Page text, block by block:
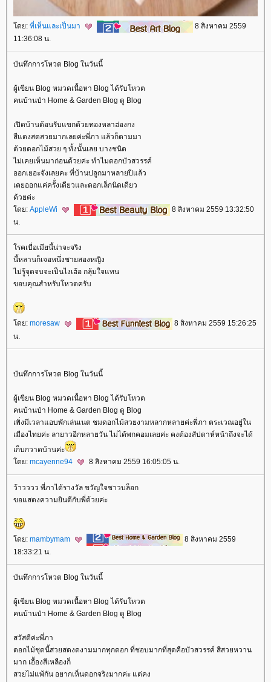
ดย: ที่เห็นและเป็นมา
8 สิงหาคม 2559
11:36:08 น.
บันทึกการโหวต Blog ในวันนี้
ผู้เขียน Blog หมวดเนื้อหา Blog ได้รับโหวต
คนบ้านป่า Home & Garden Blog ดู Blog
เปิดบ้านต้อนรับแขกด้วยทองหลาฮ่องกง
สีแดงสดสวยมากเลยค่ะพี่ภา แล้วก็ตามมา
ด้วยดอกไม้สวย ๆ ทั้งนั้นเลย บางชนิด
ไม่เคยเห็นมาก่อนด้วยค่ะ ทำไมดอกบัวสวรรค์
ออกเยอะจังเลยคะ ที่บ้านปลูกมาหลายปีแล้ว
เคยออกแค่ครั้่งเดียวและดอกเล็กนิดเดียว
ด้วยค่ะ
ดย: AppleWi
8 สิงหาคม 2559 13:32:50
น.
รคเบื่อเมียนี้น่าจะจริง
นี้หลานก็เจอหนึ่งชายสองหญิง
ไม่รู้จุดจบจะเป็นไงเฮ้อ กลุ้มใจแทน
ขอบคุณสำหรับโหวตครับ
ดย: moresaw
8 สิงหาคม 2559 15:26:25
น.
บันทึกการโหวต Blog ในวันนี้
ผู้เขียน Blog หมวดเนื้อหา Blog ได้รับโหวต
คนบ้านป่า Home & Garden Blog ดู Blog
เพิ่งมีเวลาแอบพักเล่นเนต ชมดอกไม้สวยงามหลากหลายค่ะพี่ภา ตระเวณอยู่ใน
เมืองไทยค่ะ ลายาวอีกหลายวัน ไม่ได้พกคอมเลยค่ะ คงต้องสัปดาห์หน้าถึงจะได้
เก็บกวาดบ้านค่ะ
ดย: mcayenne94 8 สิงหาคม 2559 16:05:05 น.
ว้าวววว พี่ภาได้รางวัล ขวัญใจชาวบล็อก
ขอแสดงความยินดีกับพี่ด้วยค่ะ
ดย: mambymam
8 สิงหาคม 2559
18:33:21 น.
บันทึกการโหวต Blog ในวันนี้
ผู้เขียน Blog หมวดเนื้อหา Blog ได้รับโหวต
คนบ้านป่า Home & Garden Blog ดู Blog
สวัสดีค่ะพี่ภา
ดอกไม้ชุดนี้สวยสดงดงามมากทุกดอก ที่ชอบมากที่สุดคือบัวสวรรค์ สีสวยหวาน
มาก เอื้องสีเหลืองก็
สวยไม่แพ้กัน อยากเห็นดอกจริงมากค่ะ แต่คง